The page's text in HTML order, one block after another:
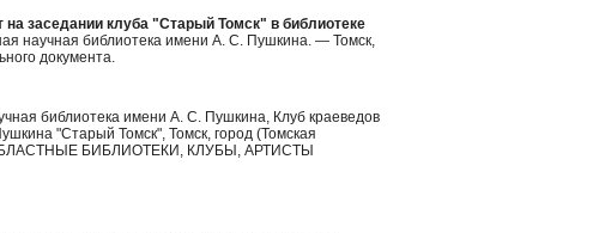
на заседании клуба "Старый Томск" в библиотеке
научная библиотека имени А. С. Пушкина. — Томск,
документа.
библиотека имени А. С. Пушкина, Клуб краеведов
"Старый Томск", Томск, город (Томская
БИБЛИОТЕКИ, КЛУБЫ, АРТИСТЫ